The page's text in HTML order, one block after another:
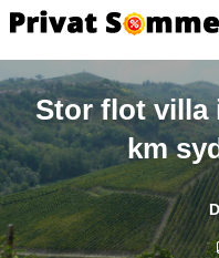
Stor flot villa
km